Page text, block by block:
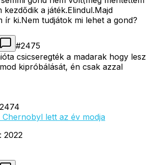
kezdődik a játék.Elindul.Majd
ír ki.Nem tudjátok mi lehet a gond?
#2475
csicseregték a madarak hogy lesz
kipróbálását, én csak azzal
2474
Chernobyl lett az év modja
2022